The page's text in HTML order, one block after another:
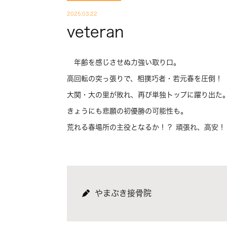
2025.03.22
veteran
年齢を感じさせぬ力強い取り口。
高回転の突っ張りで、相撲巧者・若元春を圧倒！
大関・大の里が敗れ、再び単独トップに躍り出た
きょうにも悲願の初優勝の可能性も。
荒れる春場所の主役となるか！？ 頑張れ、高安！
やまぶき接骨院